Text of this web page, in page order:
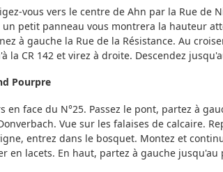
vous vers le centre de Ahn par la Rue de
petit panneau vous montrera la hauteur
à gauche la Rue de la Résistance. Au
la CR 142 et virez à droite. Descendez
Pourpre
en face du N°25. Passez le pont, partez à
Vue sur les falaises de calcaire.
entrez dans le bosquet. Montez et
en lacets. En haut, partez à gauche